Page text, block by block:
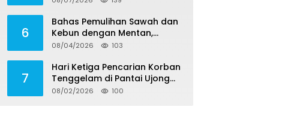
dan Transparan
6
Bahas Pemulihan Sawah dan
Kebun dengan Mentan,
Gubernur Mualem: Kami
08/04/2026 103
7
Hari Ketiga Pencarian Korban
Tenggelam di Pantai Ujong
Batee, Satu Remaja
08/02/2026 100